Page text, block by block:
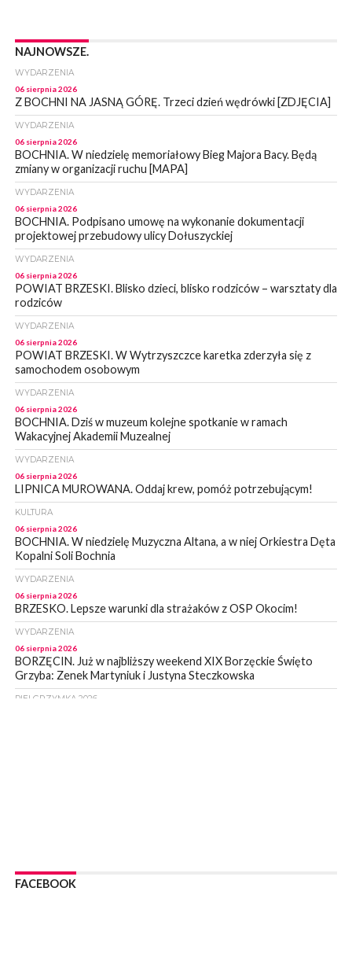
NAJNOWSZE.
WYDARZENIA
06 sierpnia 2026
Z BOCHNI NA JASNĄ GÓRĘ. Trzeci dzień wędrówki [ZDJĘCIA]
WYDARZENIA
06 sierpnia 2026
BOCHNIA. W niedzielę memoriałowy Bieg Majora Bacy. Będą
zmiany w organizacji ruchu [MAPA]
WYDARZENIA
06 sierpnia 2026
BOCHNIA. Podpisano umowę na wykonanie dokumentacji
projektowej przebudowy ulicy Dołuszyckiej
WYDARZENIA
06 sierpnia 2026
POWIAT BRZESKI. Blisko dzieci, blisko rodziców – warsztaty dla
rodziców
WYDARZENIA
06 sierpnia 2026
POWIAT BRZESKI. W Wytrzyszczce karetka zderzyła się z
samochodem osobowym
WYDARZENIA
06 sierpnia 2026
BOCHNIA. Dziś w muzeum kolejne spotkanie w ramach
Wakacyjnej Akademii Muzealnej
WYDARZENIA
06 sierpnia 2026
LIPNICA MUROWANA. Oddaj krew, pomóż potrzebującym!
KULTURA
06 sierpnia 2026
BOCHNIA. W niedzielę Muzyczna Altana, a w niej Orkiestra Dęta
Kopalni Soli Bochnia
WYDARZENIA
06 sierpnia 2026
BRZESKO. Lepsze warunki dla strażaków z OSP Okocim!
WYDARZENIA
06 sierpnia 2026
BORZĘCIN. Już w najbliższy weekend XIX Borzęckie Święto
Grzyba: Zenek Martyniuk i Justyna Steczkowska
PIELGRZYMKA 2026
[PROGRAM]
FACEBOOK